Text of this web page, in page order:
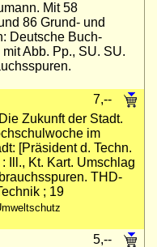
Mit 58
86 Grund- und
Deutsche Buch-
Abb. Pp., SU. SU.
Die Zukunft der Stadt.
im
[Präsident d. Techn.
Ill., Kt. Kart. Umschlag
THD-
; 19
7,--
5,--